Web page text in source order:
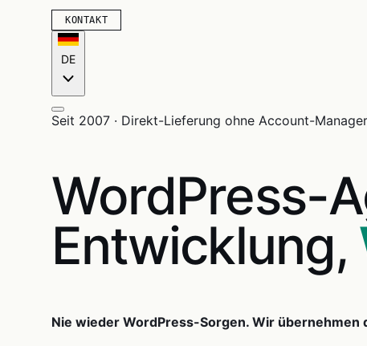
KONTAKT
DE
Seit 2007 · Direkt-Lieferung ohne Account-
WordPress-
Entwicklung,
Nie wieder WordPress-Sorgen. Wir